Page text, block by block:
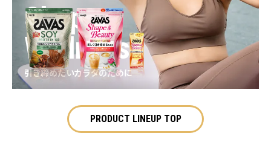
Shape&
Wellness
引き締めたいカラダのために
PRODUCT LINEUP TOP